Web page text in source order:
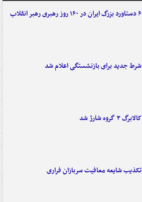
۶ دستاورد بزرگ ایران در ۱۶۰ روز رهبری رهبر انقلاب
شرط جدید برای بازنشستگی اعلام شد
کالابرگ ۳ گروه شارژ شد
تکذیب شایعه معافیت سربازان فراری